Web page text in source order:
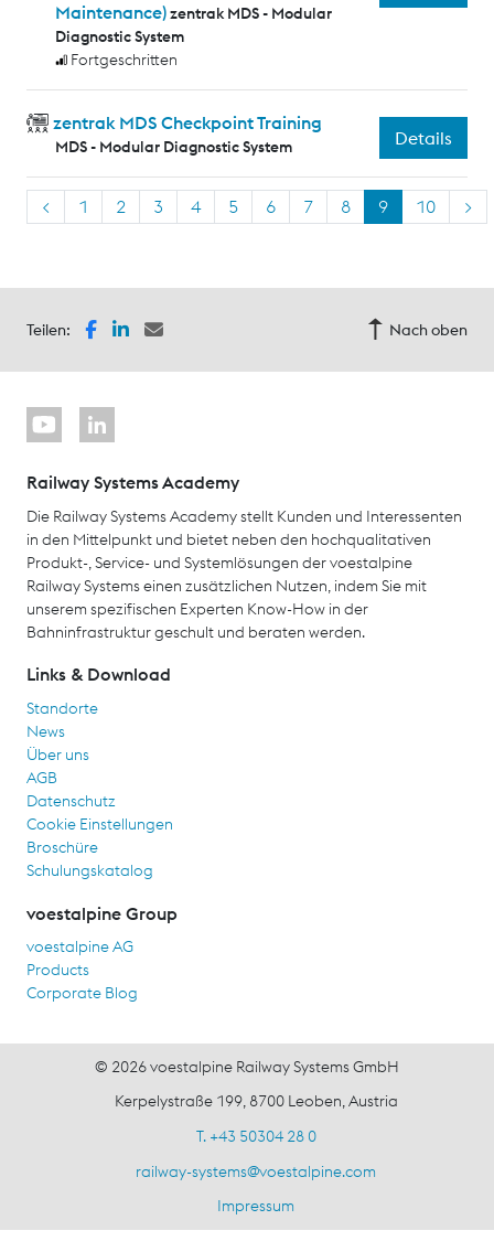
Maintenance)zentrak MDS - Modular
Diagnostic System
Fortgeschritten
zentrak MDS Checkpoint Training
MDS - Modular Diagnostic System Details
< 1 2 3 4 5 6 7 8 9 10 >
Teilen: Nach oben
Railway Systems Academy
Die Railway Systems Academy stellt Kunden und Interessenten
in den Mittelpunkt und bietet neben den hochqualitativen
Produkt-, Service- und Systemlösungen der voestalpine
Railway Systems einen zusätzlichen Nutzen, indem Sie mit
unserem spezifischen Experten Know-How in der
Bahninfrastruktur geschult und beraten werden.
Links & Download
Standorte
News
Über uns
AGB
Datenschutz
Cookie Einstellungen
Broschüre
Schulungskatalog
voestalpine Group
voestalpine AG
Products
Corporate Blog
© 2026 voestalpine Railway Systems GmbH
Kerpelystraße 199, 8700 Leoben, Austria
T. +43 50304 28 0
railway-systems@voestalpine.com
Impressum